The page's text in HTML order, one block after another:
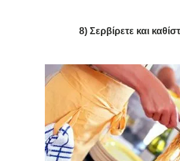
8) Σερβίρετε και